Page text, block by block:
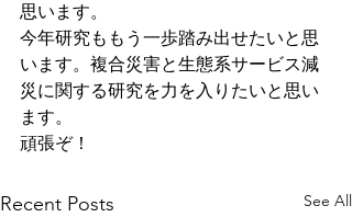
思います。
今年研究ももう一歩踏み出せたいと思
います。複合災害と生態系サービス減
災に関する研究を力を入りたいと思い
ます。
頑張ぞ！
Recent Posts See All